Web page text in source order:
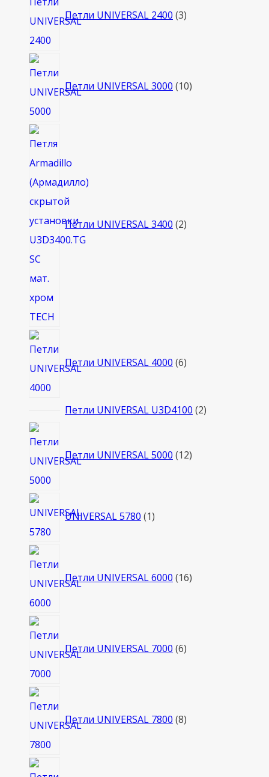
Петли UNIVERSAL 2400 3товара
Петли UNIVERSAL 3000 10товаров
Петли UNIVERSAL 3400 2
Петли UNIVERSAL 4000 6товаров
Петли UNIVERSAL U3D4100 22
Петли UNIVERSAL 5000 12товаров
UNIVERSAL 5780 1товар
Петли UNIVERSAL 6000 16товаров
Петли UNIVERSAL 7000 6товаров
Петли UNIVERSAL 7800 8товаров